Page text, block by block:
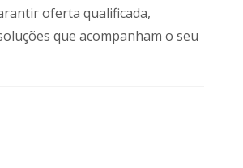
oferta qualificada,
que acompanham o seu